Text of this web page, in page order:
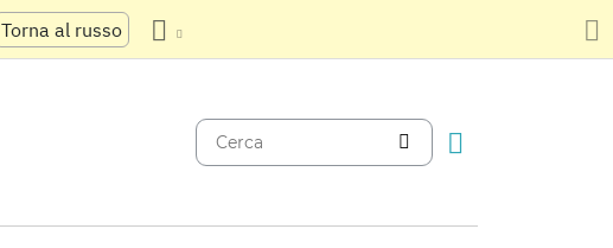
Torna al russo